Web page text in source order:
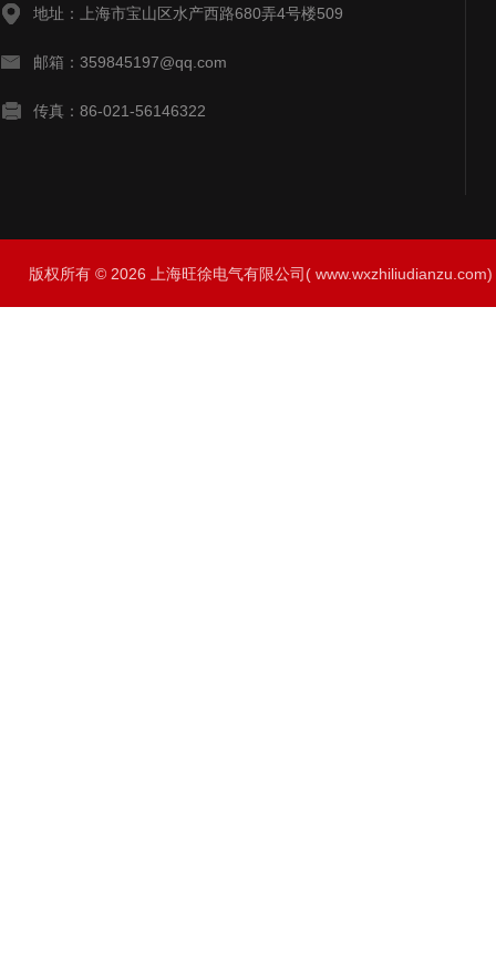
地址：上海市宝山区水产西路680弄4号楼509
邮箱：359845197@qq.com
传真：86-021-56146322
版权所有 © 2026 上海旺徐电气有限公司(